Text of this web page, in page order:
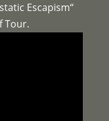
Escapism“
Tour.